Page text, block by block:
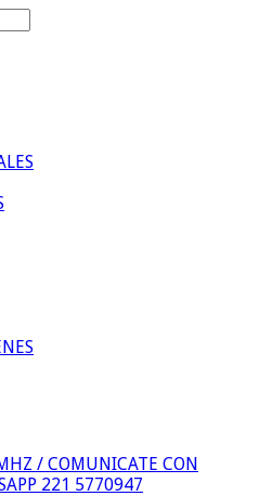
/ COMUNICATE CON
221 5770947